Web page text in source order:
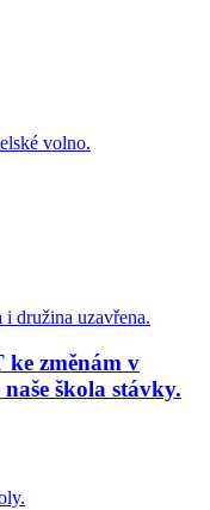
volno.
družina uzavřena.
ke změnám v
škola stávky.